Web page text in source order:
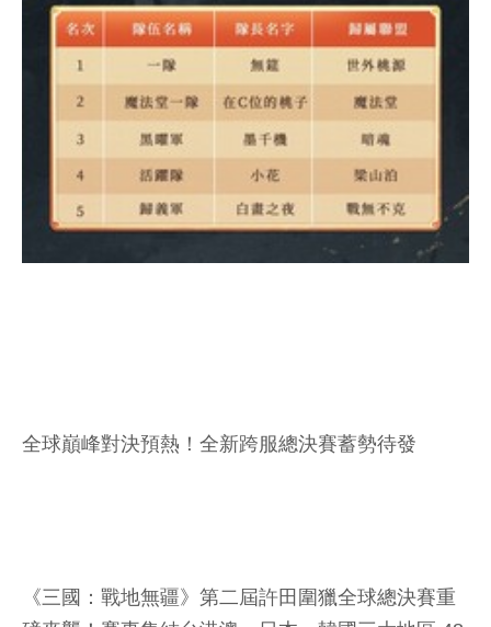
全球巔峰對決預熱！全新跨服總決賽蓄勢待發
《三國：戰地無疆》第二屆許田圍獵全球總決賽重